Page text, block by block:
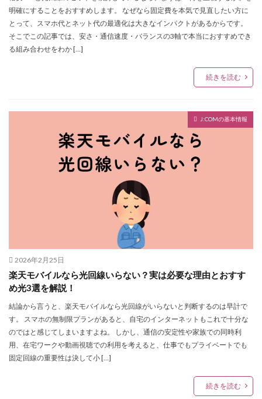
明確にすることをおすすめします。 なぜなら固定費を本気で見直したい方に
とって、スマホ代とネット代の最適化は大きなインパクトがあるからです。
そこでこの記事では、安さ・通信速度・バランスの3軸で本当におすすめでき
る組み合わせをわか […]
続きを読む
J:COMの基本情報
2026年2月25日
楽天モバイルなら光回線いらない？実は必要な理由とおすす
め光3選を解説！
結論から言うと、楽天モバイルなら光回線がいらないと判断するのは早計で
す。 スマホの無制限プランがあると、自宅のインターネットもこれで十分な
のではと感じてしまいますよね。 しかし、通信の安定性や家族での同時利
用、在宅ワークや動画視聴での利用を考えると、仕事でもプライベートでも
固定回線の重要性は決して小 […]
続きを読む